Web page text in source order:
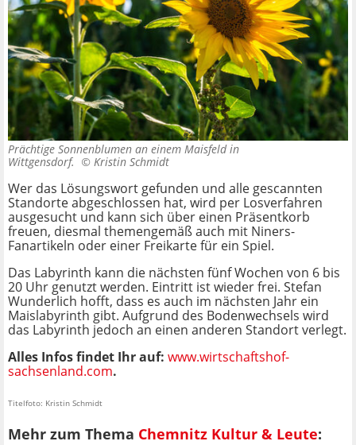
Prächtige Sonnenblumen an einem Maisfeld in
Wittgensdorf. © Kristin Schmidt
Wer das Lösungswort gefunden und alle gescannten
Standorte abgeschlossen hat, wird per Losverfahren
ausgesucht und kann sich über einen Präsentkorb
freuen, diesmal themengemäß auch mit Niners-
Fanartikeln oder einer Freikarte für ein Spiel.
Das Labyrinth kann die nächsten fünf Wochen von 6 bis
20 Uhr genutzt werden. Eintritt ist wieder frei. Stefan
Wunderlich hofft, dass es auch im nächsten Jahr ein
Maislabyrinth gibt. Aufgrund des Bodenwechsels wird
das Labyrinth jedoch an einen anderen Standort verlegt.
Alles Infos findet Ihr auf: www.wirtschaftshof-
sachsenland.com.
Titelfoto: Kristin Schmidt
Mehr zum Thema Chemnitz Kultur & Leute: